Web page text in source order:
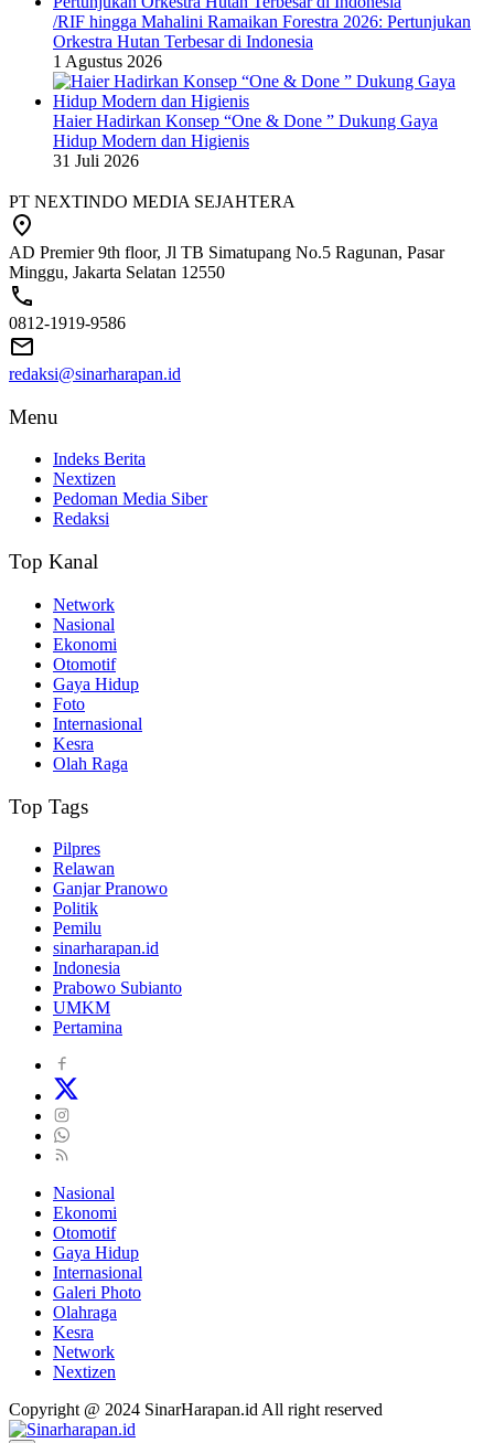
/RIF hingga Mahalini Ramaikan Forestra 2026: Pertunjukan
Orkestra Hutan Terbesar di Indonesia
1 Agustus 2026
Haier Hadirkan Konsep “One & Done ” Dukung Gaya
Hidup Modern dan Higienis
31 Juli 2026
PT NEXTINDO MEDIA SEJAHTERA
AD Premier 9th floor, Jl TB Simatupang No.5 Ragunan, Pasar
Minggu, Jakarta Selatan 12550
0812-1919-9586
redaksi@sinarharapan.id
Menu
Indeks Berita
Nextizen
Pedoman Media Siber
Redaksi
Top Kanal
Network
Nasional
Ekonomi
Otomotif
Gaya Hidup
Foto
Internasional
Kesra
Olah Raga
Top Tags
Pilpres
Relawan
Ganjar Pranowo
Politik
Pemilu
sinarharapan.id
Indonesia
Prabowo Subianto
UMKM
Pertamina
Nasional
Ekonomi
Otomotif
Gaya Hidup
Internasional
Galeri Photo
Olahraga
Kesra
Network
Nextizen
Copyright @ 2024 SinarHarapan.id All right reserved